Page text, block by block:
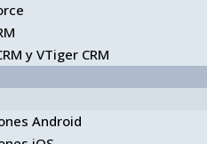
y VTiger CRM
Android